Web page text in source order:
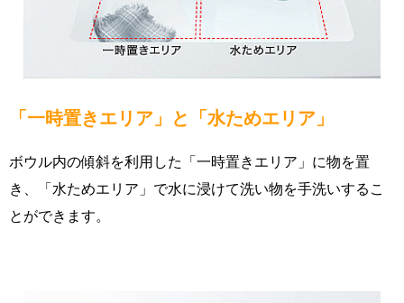
「一時置きエリア」と「水ためエリア」
ボウル内の傾斜を利用した「一時置きエリア」に物を置
き、「水ためエリア」で水に浸けて洗い物を手洗いするこ
とができます。